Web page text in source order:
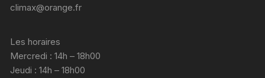
climax@orange.fr
Les horaires
Mercredi : 14h – 18h00
Jeudi : 14h – 18h00